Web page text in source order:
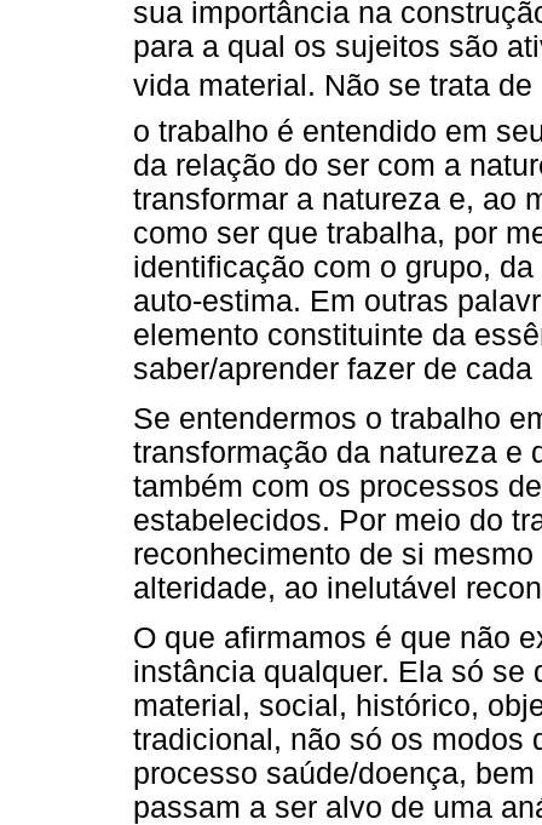
sua importância na
para a qual os sujeitos são
vida material. Não se trata
o trabalho é entendido em
da relação do ser com a
transformar a natureza e, ao
como ser que trabalha, por
identificação com o grupo,
auto-estima. Em outras
elemento constituinte da
saber/aprender fazer de cada
Se entendermos o trabalho
transformação da natureza e
também com os processos
estabelecidos. Por meio do
reconhecimento de si
alteridade, ao inelutável
O que afirmamos é que não
instância qualquer. Ela só se
material, social, histórico,
tradicional, não só os modos
processo saúde/doença,
passam a ser alvo de uma